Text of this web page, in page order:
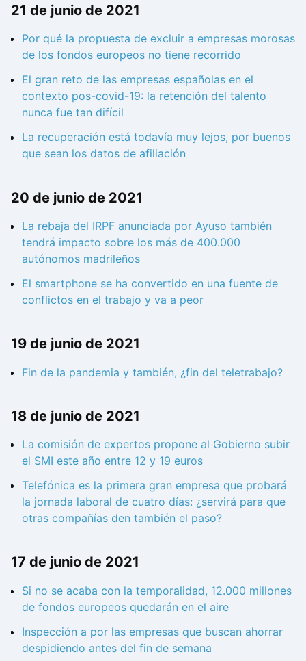
21 de junio de 2021
Por qué la propuesta de excluir a empresas morosas
de los fondos europeos no tiene recorrido
El gran reto de las empresas españolas en el
contexto pos-covid-19: la retención del talento
nunca fue tan difícil
La recuperación está todavía muy lejos, por buenos
que sean los datos de afiliación
20 de junio de 2021
La rebaja del IRPF anunciada por Ayuso también
tendrá impacto sobre los más de 400.000
autónomos madrileños
El smartphone se ha convertido en una fuente de
conflictos en el trabajo y va a peor
19 de junio de 2021
Fin de la pandemia y también, ¿fin del teletrabajo?
18 de junio de 2021
La comisión de expertos propone al Gobierno subir
el SMI este año entre 12 y 19 euros
Telefónica es la primera gran empresa que probará
la jornada laboral de cuatro días: ¿servirá para que
otras compañías den también el paso?
17 de junio de 2021
Si no se acaba con la temporalidad, 12.000 millones
de fondos europeos quedarán en el aire
Inspección a por las empresas que buscan ahorrar
despidiendo antes del fin de semana